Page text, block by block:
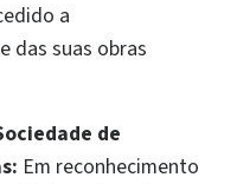
a
das suas obras
de
Em reconhecimento